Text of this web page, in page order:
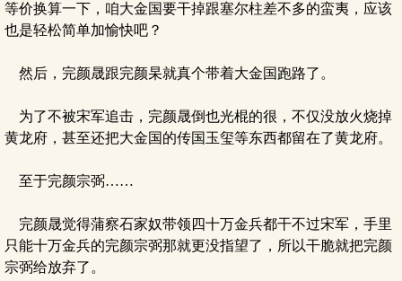
等价换算一下，咱大金国要干掉跟塞尔柱差不多的蛮夷，应该
也是轻松简单加愉快吧？
然后，完颜晟跟完颜杲就真个带着大金国跑路了。
为了不被宋军追击，完颜晟倒也光棍的很，不仅没放火烧掉
黄龙府，甚至还把大金国的传国玉玺等东西都留在了黄龙府。
至于完颜宗弼……
完颜晟觉得蒲察石家奴带领四十万金兵都干不过宋军，手里
只能十万金兵的完颜宗弼那就更没指望了，所以干脆就把完颜
宗弼给放弃了。